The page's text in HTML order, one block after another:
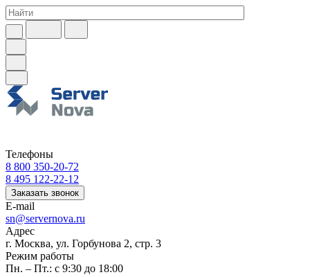
Телефоны
8 800 350-20-72
8 495 122-22-12
Заказать звонок
E-mail
sn@servernova.ru
Адрес
г. Москва, ул. Горбунова 2, стр. 3
Режим работы
Пн. – Пт.: с 9:30 до 18:00